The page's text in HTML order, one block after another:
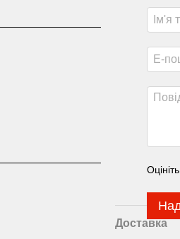
Доставка